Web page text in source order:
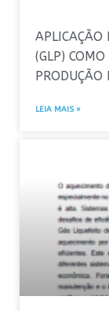
APLICAÇÃO
(GLP) COMO
PRODUÇÃO
LEIA MAIS »